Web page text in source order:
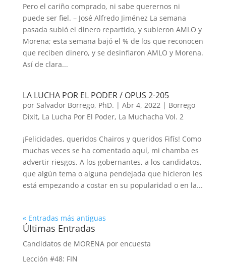
Pero el cariño comprado, ni sabe querernos ni
puede ser fiel. – José Alfredo Jiménez La semana
pasada subió el dinero repartido, y subieron AMLO y
Morena; esta semana bajó el % de los que reconocen
que reciben dinero, y se desinflaron AMLO y Morena.
Así de clara...
LA LUCHA POR EL PODER / OPUS 2-205
por Salvador Borrego, PhD. | Abr 4, 2022| Borrego
Dixit, La Lucha Por El Poder, La Muchacha Vol. 2
¡Felicidades, queridos Chairos y queridos Fifís! Como
muchas veces se ha comentado aquí, mi chamba es
advertir riesgos. A los gobernantes, a los candidatos,
que algún tema o alguna pendejada que hicieron les
está empezando a costar en su popularidad o en la...
« Entradas más antiguas
Últimas Entradas
Candidatos de MORENA por encuesta
Lección #48: FIN